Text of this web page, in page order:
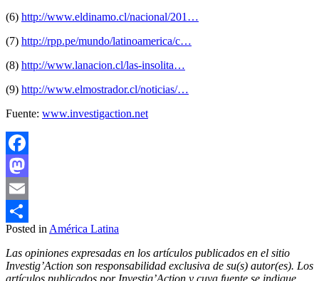
(6) http://www.eldinamo.cl/nacional/201…
(7) http://rpp.pe/mundo/latinoamerica/c…
(8) http://www.lanacion.cl/las-insolita…
(9) http://www.elmostrador.cl/noticias/…
Fuente: www.investigaction.net
Facebook
Mastodon
Email
Compartir
Posted in América Latina
Las opiniones expresadas en los artículos publicados en el sitio
Investig’Action son responsabilidad exclusiva de su(s) autor(es). Los